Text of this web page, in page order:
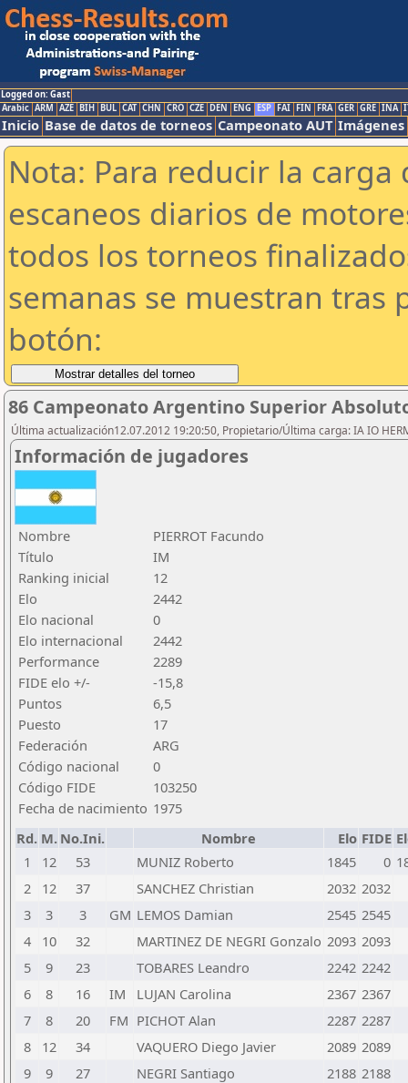
Logged on: Gast
Arabic ARM AZE BIH BUL CAT CHN CRO CZE DEN ENG ESP FAI FIN FRA GER GRE INA
Inicio Base de datos de torneos Campeonato AUT Imágenes
Nota: Para reducir la
escaneos diarios de
todos los torneos
semanas se muestran tras
botón:
86 Campeonato Argentino Superior
Última actualización12.07.2012 19:20:50, Propietario/Última carga: IA IO
Información de jugadores
Nombre
PIERROT Facundo
Título
IM
Ranking inicial
12
Elo
2442
Elo nacional
0
Elo internacional
2442
Performance
2289
FIDE elo +/-
-15,8
Puntos
6,5
Puesto
17
Federación
ARG
Código nacional
0
Código FIDE
103250
Fecha de nacimiento 1975
Rd. M. No.Ini. Nombre Elo FIDE
1
12 53 MUNIZ Roberto 1845 0
2
12 37 SANCHEZ Christian 2032 2032
3
3 3 GM LEMOS Damian 2545 2545
4
10 32 MARTINEZ DE NEGRI Gonzalo 2093 2093
5
9 23 TOBARES Leandro 2242 2242
6
8 16 IM LUJAN Carolina 2367 2367
7
8 20 FM PICHOT Alan 2287 2287
8
12 34 VAQUERO Diego Javier 2089 2089
9
9 27 NEGRI Santiago 2188 2188